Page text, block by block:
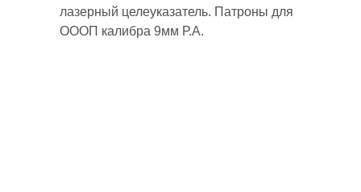
лазерный целеуказатель. Патроны для
ОООП калибра 9мм Р.А.